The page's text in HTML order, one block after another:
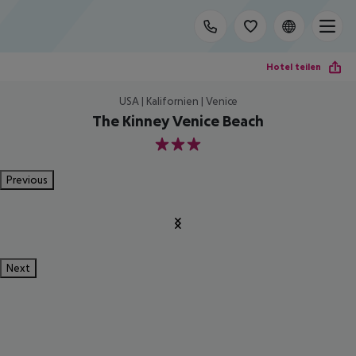
Hotel teilen
USA | Kalifornien | Venice
The Kinney Venice Beach
3
Previous
Next